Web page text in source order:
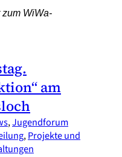
am
, Jugendforum
, Projekte und